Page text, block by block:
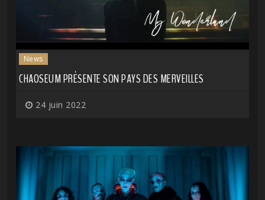
News
CHAOSEUM PRÉSENTE SON PAYS DES MERVEILLES
24 juin 2022